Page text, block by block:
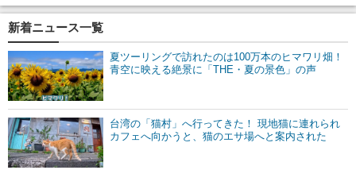
新着ニュース一覧
夏ツーリングで訪れたのは100万本のヒマワリ畑！
青空に映える絶景に「THE・夏の景色」の声
台湾の「猫村」へ行ってきた！ 現地猫に連れられ
カフェへ向かうと、猫のエサ場へと案内された